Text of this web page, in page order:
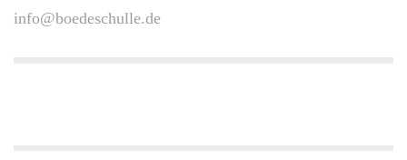
info@boedeschulle.de